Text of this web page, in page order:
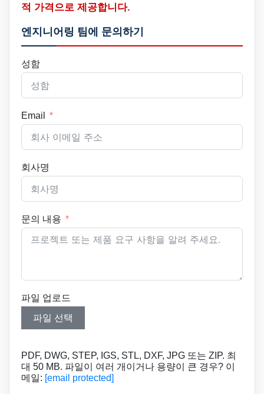
적 가격으로 제공합니다.
엔지니어링 팀에 문의하기
성함
Email
회사명
문의 내용
파일 업로드
파일 선택
PDF, DWG, STEP, IGS, STL, DXF, JPG 또는 ZIP. 최
대 50 MB. 파일이 여러 개이거나 용량이 큰 경우? 이
메일: [email protected]